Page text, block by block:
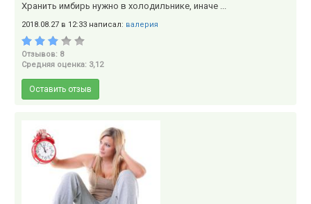
Хранить имбирь нужно в холодильнике, иначе ...
2018.08.27 в 12:33 написал: валерия
Отзывов: 8
Средняя оценка: 3,12
Оставить отзыв